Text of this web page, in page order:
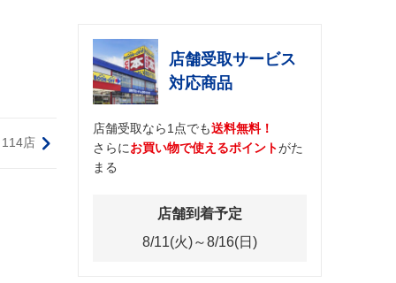
114店
店舗受取サービス
対応商品
店舗受取なら1点でも送料無料！
さらにお買い物で使えるポイントがた
まる
店舗到着予定
8/11(火)～8/16(日)